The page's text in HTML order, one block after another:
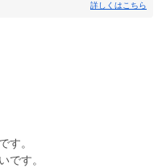
詳しくはこちら
す。
です。